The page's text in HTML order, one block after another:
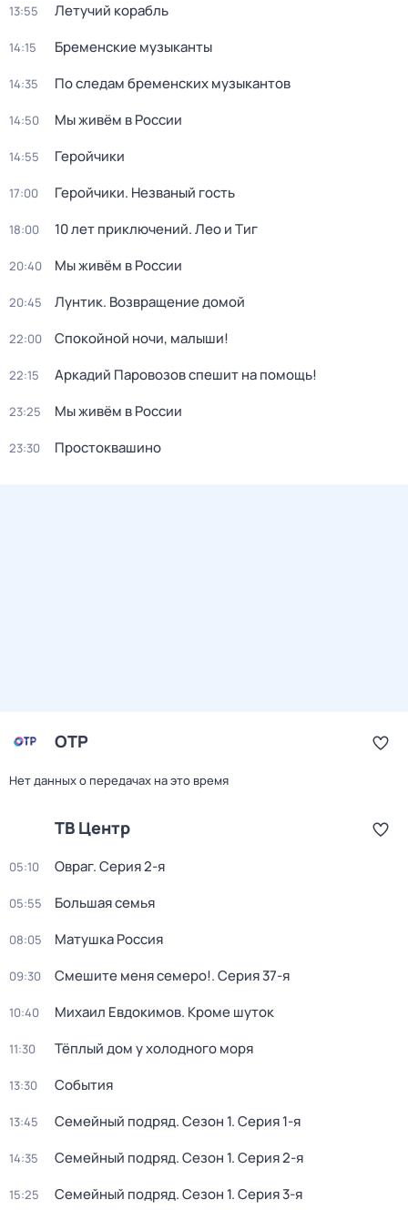
13:55 Летучий корабль
14:15 Бременские музыканты
14:35 По следам бременских музыкантов
14:50 Мы живём в России
14:55 Геройчики
17:00 Геройчики. Незваный гость
18:00 10 лет приключений. Лео и Тиг
20:40 Мы живём в России
20:45 Лунтик. Возвращение домой
22:00 Спокойной ночи, малыши!
22:15 Аркадий Паровозов спешит на помощь!
23:25 Мы живём в России
23:30 Простоквашино
ОТР
Нет данных о передачах на это время
ТВ Центр
05:10 Овраг. Серия 2-я
05:55 Большая семья
08:05 Матушка Россия
09:30 Смешите меня семеро!. Серия 37-я
10:40 Михаил Евдокимов. Кроме шуток
11:30 Тёплый дом у холодного моря
13:30 События
13:45 Семейный подряд. Сезон 1. Серия 1-я
14:35 Семейный подряд. Сезон 1. Серия 2-я
15:25 Семейный подряд. Сезон 1. Серия 3-я